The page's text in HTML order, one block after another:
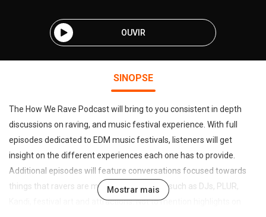
OUVIR
SINOPSE
The How We Rave Podcast will bring to you consistent in depth
discussions on raving, and music festival experience. With full
episodes dedicated to EDM music festivals, listeners will get
insight on the different experiences each one has to provide.
Additional episodes will feature conversations focused towards
things that ravers are most passionate for such as DJs, PLUR,
Kandi, festival art and attractions. Not to mention highlights on
Mostrar mais